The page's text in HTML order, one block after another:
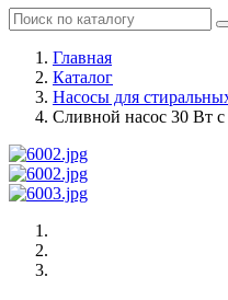
Главная
Каталог
Насосы для
Сливной насос 30 Вт